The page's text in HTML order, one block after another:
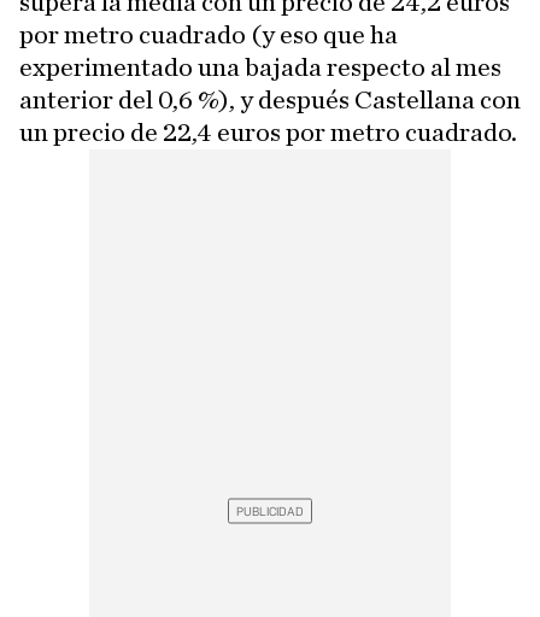
por metro cuadrado (y eso que ha
experimentado una bajada respecto al mes
anterior del 0,6 %), y después Castellana con
un precio de 22,4 euros por metro cuadrado.